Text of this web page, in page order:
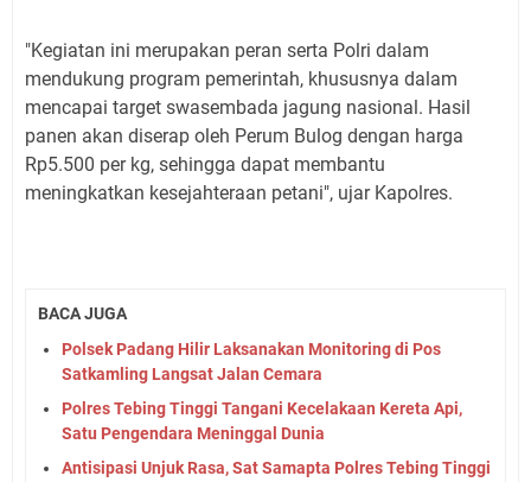
"Kegiatan ini merupakan peran serta Polri dalam
mendukung program pemerintah, khususnya dalam
mencapai target swasembada jagung nasional. Hasil
panen akan diserap oleh Perum Bulog dengan harga
Rp5.500 per kg, sehingga dapat membantu
meningkatkan kesejahteraan petani", ujar Kapolres.
BACA JUGA
Polsek Padang Hilir Laksanakan Monitoring di Pos
Satkamling Langsat Jalan Cemara
Polres Tebing Tinggi Tangani Kecelakaan Kereta Api,
Satu Pengendara Meninggal Dunia
Antisipasi Unjuk Rasa, Sat Samapta Polres Tebing Tinggi